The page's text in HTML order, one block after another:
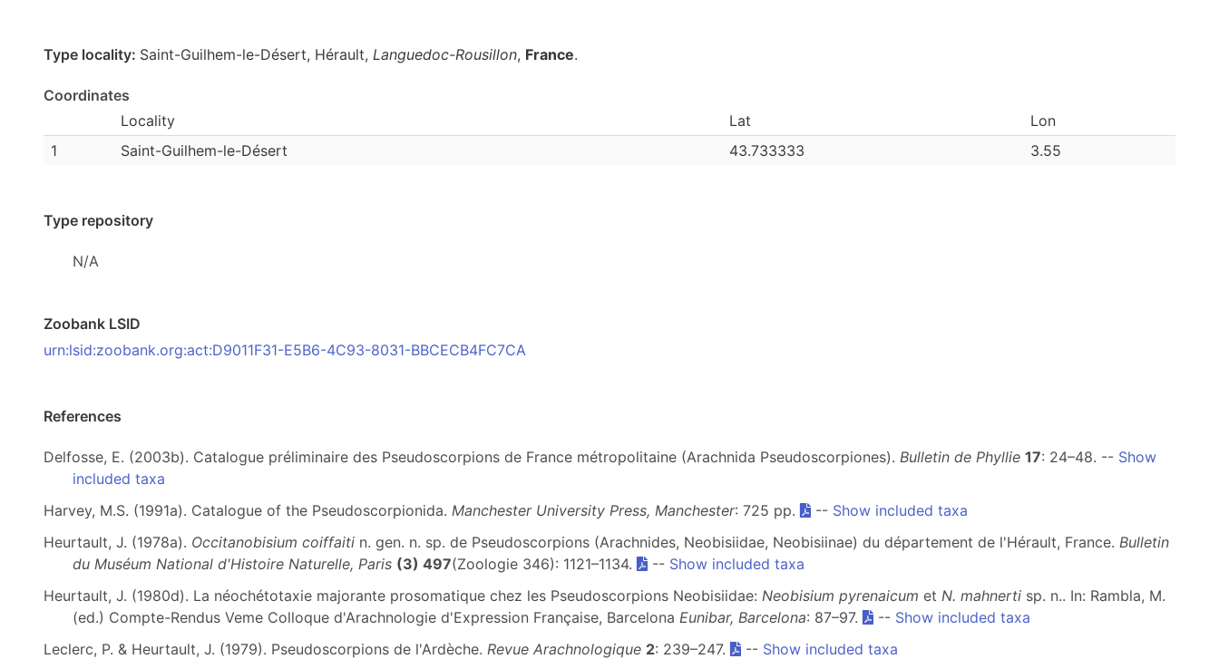
Type locality: Saint-Guilhem-le-Désert, Hérault, Languedoc-Rousillon, France.
Coordinates
Locality
Lat
Lon
1
Saint-Guilhem-le-Désert 43.733333 3.55
Type repository
N/A
Zoobank LSID
urn:lsid:zoobank.org:act:D9011F31-E5B6-4C93-8031-BBCECB4FC7CA
References
Delfosse, E. (2003b). Catalogue préliminaire des Pseudoscorpions de France métropolitaine (Arachnida Pseudoscorpiones). Bulletin de Phyllie 17: 24–48. -- Show
included taxa
Harvey, M.S. (1991a). Catalogue of the Pseudoscorpionida. Manchester University Press, Manchester: 725 pp. -- Show included taxa
Heurtault, J. (1978a). Occitanobisium coiffaiti n. gen. n. sp. de Pseudoscorpions (Arachnides, Neobisiidae, Neobisiinae) du département de l'Hérault, France. Bulletin
du Muséum National d'Histoire Naturelle, Paris (3) 497(Zoologie 346): 1121–1134. -- Show included taxa
Heurtault, J. (1980d). La néochétotaxie majorante prosomatique chez les Pseudoscorpions Neobisiidae: Neobisium pyrenaicum et N. mahnerti sp. n.. In: Rambla, M.
(ed.) Compte-Rendus Veme Colloque d'Arachnologie d'Expression Française, Barcelona Eunibar, Barcelona: 87–97. -- Show included taxa
Leclerc, P. & Heurtault, J. (1979). Pseudoscorpions de l'Ardèche. Revue Arachnologique 2: 239–247. -- Show included taxa